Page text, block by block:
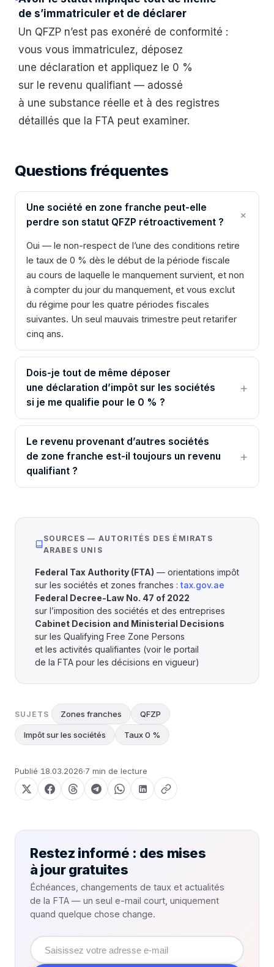
de s’immatriculer et de déclarer
Un QFZP n’est pas exonéré de conformité :
vous vous immatriculez, déposez
une déclaration et appliquez le 0 %
sur le revenu qualifiant — adossé
à une substance réelle et à des registres
détaillés que la FTA peut examiner.
Questions fréquentes
Une société en zone franche peut-elle
perdre son statut QFZP rétroactivement ?
Oui — le non-respect de l’une des conditions retire
le taux de 0 % dès le début de la période fiscale
au cours de laquelle le manquement survient, et non
à compter du jour du manquement, et vous exclut
du régime pour les quatre périodes fiscales
suivantes. Un seul mauvais trimestre peut retarifer
cinq ans.
Dois-je tout de même déposer
une déclaration d’impôt sur les sociétés
si je me qualifie pour le 0 % ?
Le revenu provenant d’autres sociétés
de zone franche est-il toujours un revenu
qualifiant ?
SOURCES — AUTORITÉS DES ÉMIRATS
ARABES UNIS
Federal Tax Authority (FTA) — orientations impôt
sur les sociétés et zones franches : tax.gov.ae
Federal Decree-Law No. 47 of 2022
sur l’imposition des sociétés et des entreprises
Cabinet Decision and Ministerial Decisions
sur les Qualifying Free Zone Persons
et les activités qualifiantes (voir le portail
de la FTA pour les décisions en vigueur)
SUJETS Zones franches QFZP
Impôt sur les sociétés Taux 0 %
Publié 18.03.2026 7 min de lecture
Restez informé : des mises
à jour gratuites
Échéances, changements de taux et actualités
de la FTA — un seul e-mail court, uniquement
quand quelque chose change.
Adresse
e-